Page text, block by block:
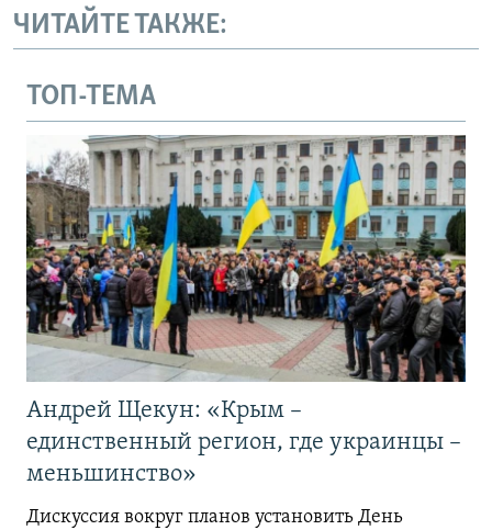
ЧИТАЙТЕ ТАКЖЕ:
ТОП-ТЕМА
Андрей Щекун: «Крым –
единственный регион, где украинцы –
меньшинство»
Дискуссия вокруг планов установить День